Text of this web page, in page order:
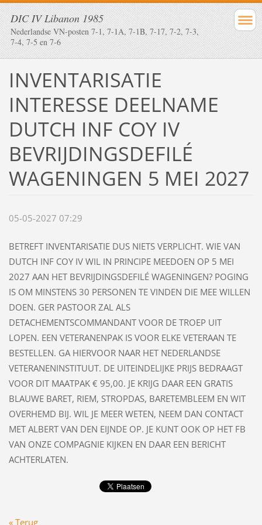
DIC IV Libanon 1985
Nederlandse VN-posten 7-1, 7-1A, 7-1B, 7-17, 7-2, 7-3,
7-4, 7-5 en 7-6
INVENTARISATIE
INTERESSE DEELNAME
DUTCH INF COY IV
BEVRIJDINGSDEFILÉ
WAGENINGEN 5 MEI 2027
05-05-2027 07:29
BETREFT INVENTARISATIE DUS NIETS VERPLICHT. WIE VAN
DUTCH INF COY IV WIL IN PRINCIPE MEEDOEN OP 5 MEI
2027 AAN HET BEVRIJDINGSDEFILÉ WAGENINGEN? POGING
IS OM MINSTENS 30 PERSONEN TE VINDEN DIE MEE WILLEN
DOEN. GER PASTOOR ZAL ALS
DETACHEMENTSCOMMANDANT VOOR DE TROEP UIT
LOPEN. EEN VETERANENPAK IS VOOR ELKE VETERAAN TE
BESTELLEN. GA HIERVOOR NAAR HET NEDERLANDSE
VETERANENINSTITUUT. DE UITEINDELIJKE PRIJS BEDRAAGT
VOOR DIT MAATPAK € 95,00. JE KRIJG DAAR EEN GRATIS
BLAUWE BARET, RIEM, STROPDAS, BARETEMBLEEM EN WIT
OVERHEMD BIJ. WIL JE MEER WETEN, NEEM DAN CONTACT
MET ALBERT VAN DEN EIJNDE OP. JE KUNT OOK OP HET FB
VAN ONZE COMPAGNIE KIJKEN EN DAAR EEN BERICHT
ACHTERLATEN.
« Terug